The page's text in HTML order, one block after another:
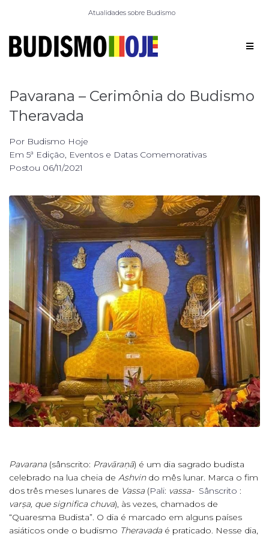
Atualidades sobre Budismo
Pavarana – Cerimônia do Budismo
Theravada
Por Budismo Hoje
Em 5ª Edição, Eventos e Datas Comemorativas
Postou 06/11/2021
Pavarana (sânscrito: Pravāraṇā) é um dia sagrado budista
celebrado na lua cheia de Ashvindo mês lunar. Marca o fim
dos três meses lunares de Vassa (Pali: vassa- Sânscrito :
varṣa, que significa chuva), às vezes, chamados de
“Quaresma Budista”. O dia é marcado em alguns países
asiáticos onde o budismo Theravada é praticado. Nesse dia,